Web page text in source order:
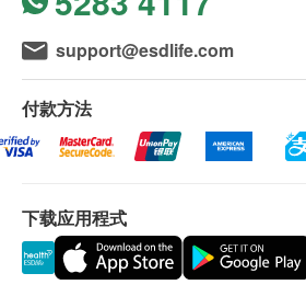
一般资讯
AIRSTATION 是便携式设计的空
挽及内置锂电池，没额外电源供
外置电源继续使用。在低风模
dB，在睡眠间也不受影响
洲, 大澳, 梅窝, 昂平), 马湾, 沙
流浮山, 龙鼓滩, 踏石角, 机场。
订单确认后将于3个工作天内
送货日期及地址一经确认后将
引致严重送货延误，顾客亦须
日期及地址而引起之全数费用
讯号悬挂或黑色暴雨警告生效
会延迟。
所有订单须视乎相关货品的供
support@esdlife.com
付款方法
下载应用程式